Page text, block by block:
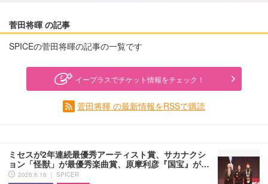
菅田将暉 の記事
SPICEの菅田将暉の記事の一覧です
イープラスでチケット情報をチェック！
菅田将暉 の最新情報をRSSで購読
ミセスが2年連続最優秀アーティスト賞、サカナクシ
ョン「怪獣」が最優秀楽曲賞、原摩利彦『国宝』が…
2026.6.16 ｜ SPICER